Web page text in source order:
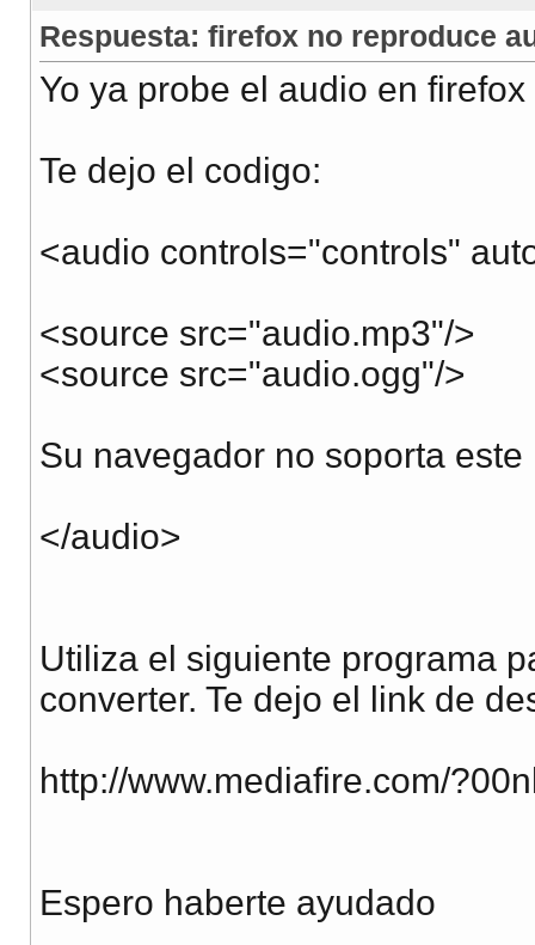
Respuesta: firefox no reproduce
Yo ya probe el audio en
Te dejo el codigo:
<audio controls="controls"
<source src="audio.mp3"/>
<source src="audio.ogg"/>
Su navegador no soporta este
</audio>
Utiliza el siguiente programa
converter. Te dejo el link de
http://www.mediafire.com/
Espero haberte ayudado